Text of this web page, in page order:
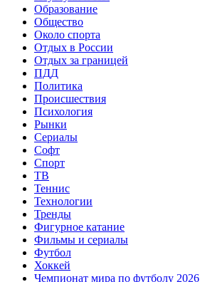
Образование
Общество
Около спорта
Отдых в России
Отдых за границей
ПДД
Политика
Происшествия
Психология
Рынки
Сериалы
Софт
Спорт
ТВ
Теннис
Технологии
Тренды
Фигурное катание
Фильмы и сериалы
Футбол
Хоккей
Чемпионат мира по футболу 2026